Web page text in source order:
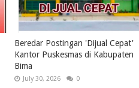
Beredar Postingan 'Dijual Cepat'
Kantor Puskesmas di Kabupaten
Bima
July 30, 2026 0